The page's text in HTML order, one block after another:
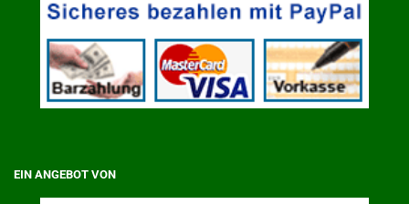
EIN ANGEBOT VON